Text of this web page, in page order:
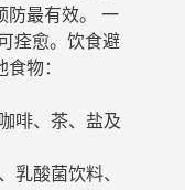
防最有效。 一
痊愈。饮食避
物：
啡、茶、盐及
乳酸菌饮料、